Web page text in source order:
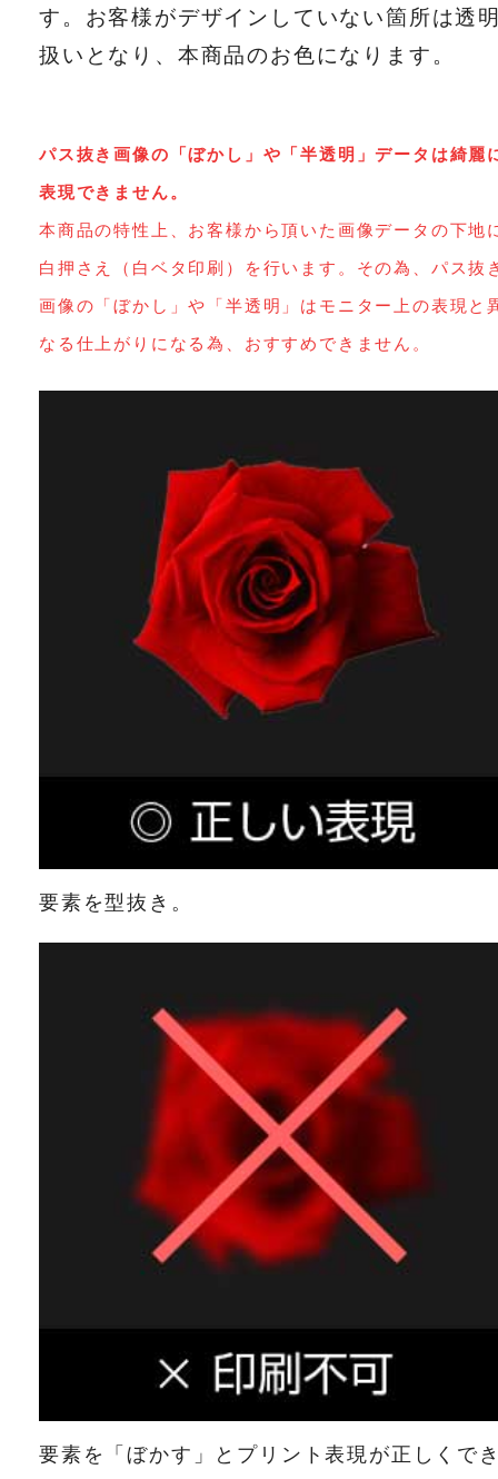
す。お客様がデザインしていない箇所は透
扱いとなり、本商品のお色になります。
パス抜き画像の「ぼかし」や「半透明」データは綺麗
表現できません。
本商品の特性上、お客様から頂いた画像データの下地
白押さえ（白ベタ印刷）を行います。その為、パス抜
画像の「ぼかし」や「半透明」はモニター上の表現と
なる仕上がりになる為、おすすめできません。
要素を型抜き。
要素を「ぼかす」とプリント表現が正しくで